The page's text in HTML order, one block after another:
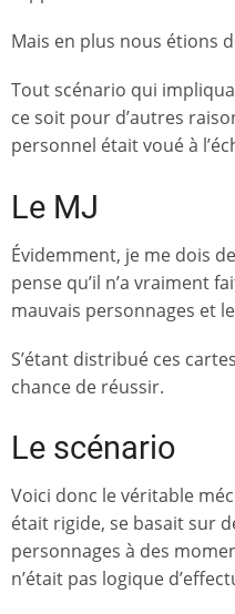
Mais en plus nous étions
Tout scénario qui
ce soit pour d’autres
personnel était voué à
Le MJ
Évidemment, je me dois
pense qu’il n’a vraiment
mauvais personnages et
S’étant distribué ces
chance de réussir.
Le scénario
Voici donc le véritable
était rigide, se basait sur
personnages à des
n’était pas logique